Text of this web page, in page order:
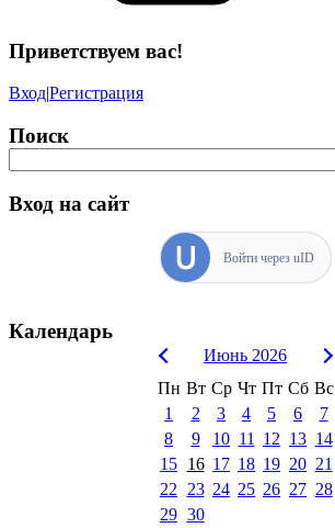
Приветствуем вас!
Вход|Регистрация
Поиск
Вход на сайт
Войти через uID
Календарь
Июнь 2026
Пн Вт Ср Чт Пт Сб Вс
1
2 3 4 5 6
7
8
9 10 11 12 13 14
15 16 17 18 19 20 21
22
23 24 25 26 27 28
29 30